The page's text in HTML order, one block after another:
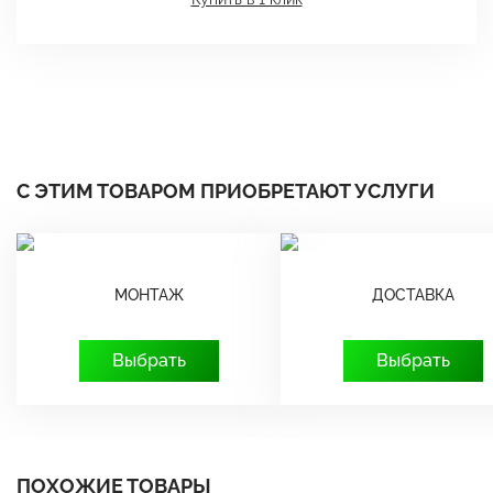
С ЭТИМ ТОВАРОМ ПРИОБРЕТАЮТ УСЛУГИ
МОНТАЖ
Выбрать
ДОСТАВКА
Выбрать
ПОХОЖИЕ ТОВАРЫ